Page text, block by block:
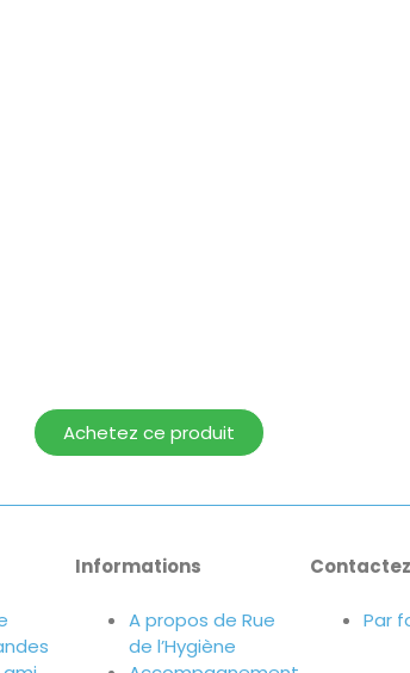
Achetez ce produit
Informations
A propos de Rue
de l’Hygiène
Par